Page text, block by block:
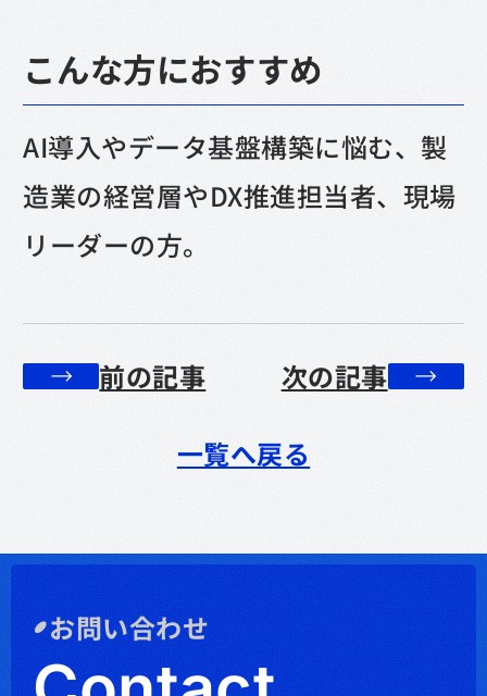
こんな方におすすめ
AI導入やデータ基盤構築に悩む、製
造業の経営層やDX推進担当者、現場
リーダーの方。
前の記事 次の記事
一覧へ戻る
お問い合わせ